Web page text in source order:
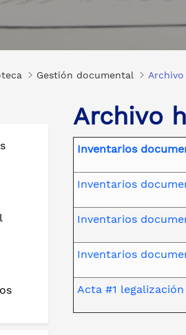
Gestión documental
Archivo
Inventarios
Inventarios
Inventarios
Inventarios
Acta #1